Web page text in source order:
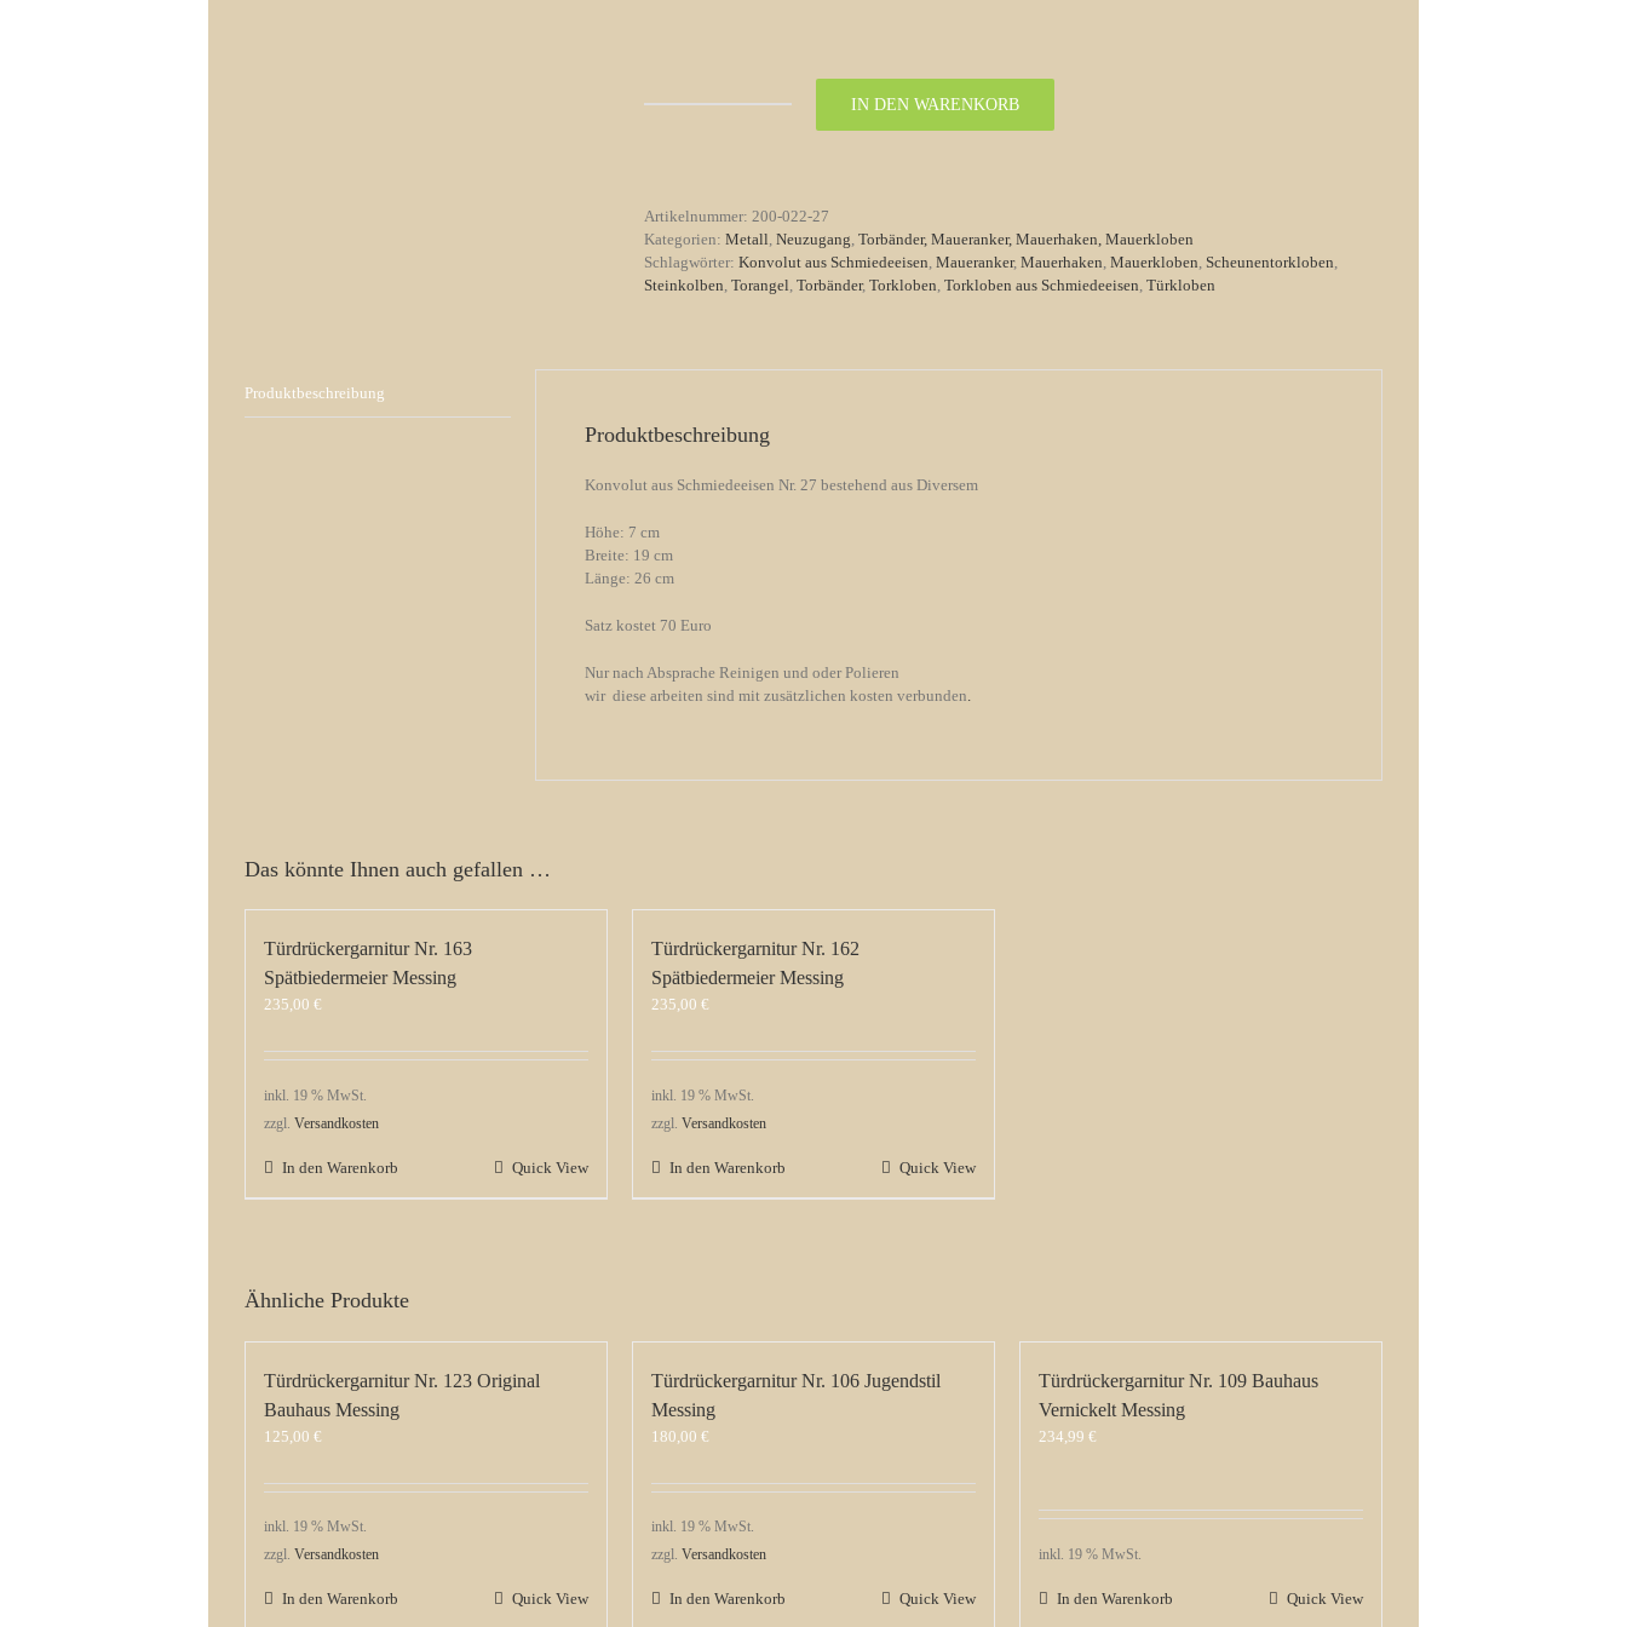
Menge
IN DEN WARENKORB
Artikelnummer: 200-022-27
Kategorien: Metall Neuzugang Torbänder, Maueranker, Mauerhaken, Mauerkloben
Schlagwörter: Konvolut aus Schmiedeeisen Maueranker, Mauerhaken Mauerkloben Scheunentorkloben
Steinkolben Torangel Torbänder, Torkloben Torkloben aus Schmiedeeisen Türkloben
Produktbeschreibung
Produktbeschreibung
Konvolut aus Schmiedeeisen Nr. 27 bestehend aus Diversem
Höhe: 7 cm
Breite: 19 cm
Länge: 26 cm
Satz kostet 70 Euro
Nur nach Absprache Reinigen und oder Polieren
wir diese arbeiten sind mit zusätzlichen kosten verbunden
Das könnte Ihnen auch gefallen …
Türdrückergarnitur Nr. 163
Spätbiedermeier Messing
235,00 €
inkl. 19 % MwSt.
zzgl. Versandkosten
In den Warenkorb Quick View
Türdrückergarnitur Nr. 162
Spätbiedermeier Messing
235,00 €
inkl. 19 % MwSt.
zzgl. Versandkosten
In den Warenkorb Quick View
Ähnliche Produkte
Türdrückergarnitur Nr. 123 Original
Bauhaus Messing
125,00 €
inkl. 19 % MwSt.
zzgl. Versandkosten
In den Warenkorb Quick View
Türdrückergarnitur Nr. 106 Jugendstil
Messing
180,00 €
inkl. 19 % MwSt.
zzgl. Versandkosten
In den Warenkorb Quick View
Türdrückergarnitur Nr. 109 Bauhaus
Vernickelt Messing
234,99 €
inkl. 19 % MwSt.
In den Warenkorb Quick View